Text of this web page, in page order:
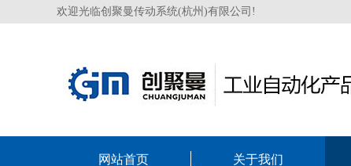
欢迎光临创聚曼传动系统(杭州)有限公司!
网站首页 关于我们